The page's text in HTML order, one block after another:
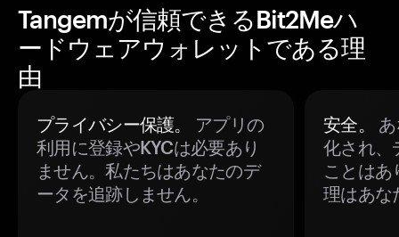
Tangemが信頼できるBit2Meハ
ードウェアウォレットである理
由
プライバシー保護。
アプリの
利用に登録やKYCは必要あり
ません。私たちはあなたのデ
ータを追跡しません。
安全。
化され、
ことはあ
理はあな